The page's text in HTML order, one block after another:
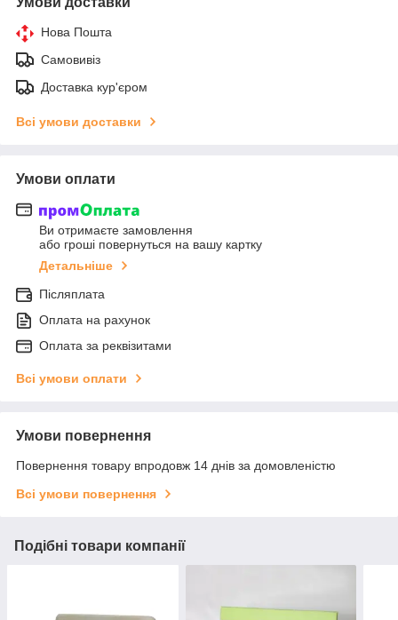
Нова Пошта
Самовивіз
Доставка кур'єром
Всі умови доставки
Умови оплати
Ви отримаєте замовлення
або гроші повернуться на вашу картку
Детальніше
Післяплата
Оплата на рахунок
Оплата за реквізитами
Всі умови оплати
Умови повернення
Повернення товару впродовж 14 днів за домовленістю
Всі умови повернення
Подібні товари компанії